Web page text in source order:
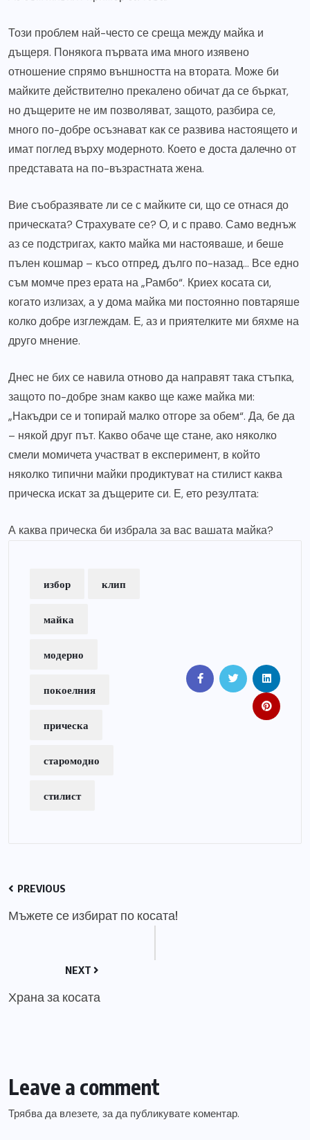
Този проблем най-често се среща между майка и
дъщеря. Понякога първата има много изявено
отношение спрямо външността на втората. Може би
майките действително прекалено обичат да се бъркат,
но дъщерите не им позволяват, защото, разбира се,
много по-добре осъзнават как се развива настоящето и
имат поглед върху модерното. Което е доста далечно от
представата на по-възрастната жена.
Вие съобразявате ли се с майките си, що се отнася до
прическата? Страхувате се? О, и с право. Само веднъж
аз се подстригах, както майка ми настояваше, и беше
пълен кошмар – късо отпред, дълго по-назад… Все едно
съм момче през ерата на „Рамбо“. Криех косата си,
когато излизах, а у дома майка ми постоянно повтаряше
колко добре изглеждам. Е, аз и приятелките ми бяхме на
друго мнение.
Днес не бих се навила отново да направят така стъпка,
защото по-добре знам какво ще каже майка ми:
„Накъдри се и топирай малко отгоре за обем“. Да, бе да
– някой друг път. Какво обаче ще стане, ако няколко
смели момичета участват в експеримент, в който
няколко типични майки продиктуват на стилист каква
прическа искат за дъщерите си. Е, ето резултата:
А каква прическа би избрала за вас вашата майка?
избор клип
майка
модерно
покоелния
прическа
старомодно
стилист
PREVIOUS
Мъжете се избират по косата!
NEXT
Храна за косата
Leave a comment
Трябва да влезете, за да публикувате коментар.